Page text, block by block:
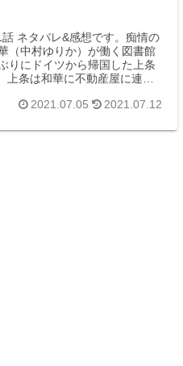
ネタバレ&感想です。痴情の
（中村ゆりか）が働く図書館
りにドイツから帰国した上条
条は和華に不動産屋に連れ
2021.07.05
2021.07.12